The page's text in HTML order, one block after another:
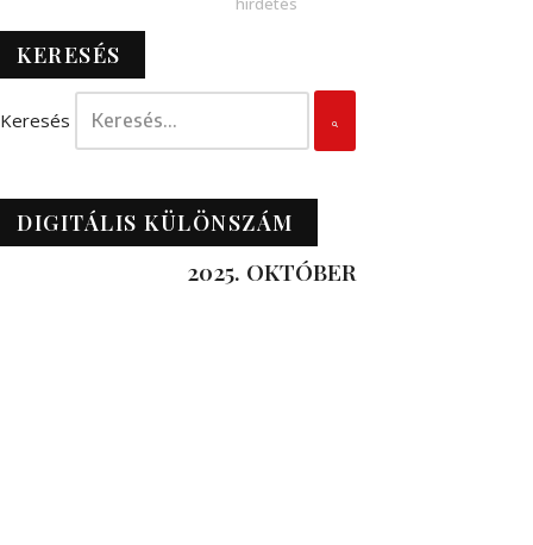
KERESÉS
Keresés
DIGITÁLIS KÜLÖNSZÁM
2025. OKTÓBER